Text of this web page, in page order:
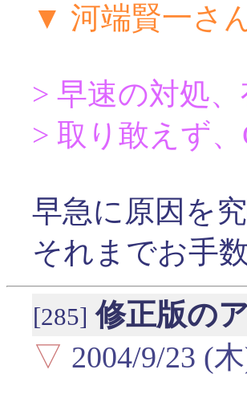
▼ 河端賢一さ
> 早速の対処
> 取り敢えず
早急に原因を
それまでお手
[285] 修正版の
▽ 2004/9/23 (